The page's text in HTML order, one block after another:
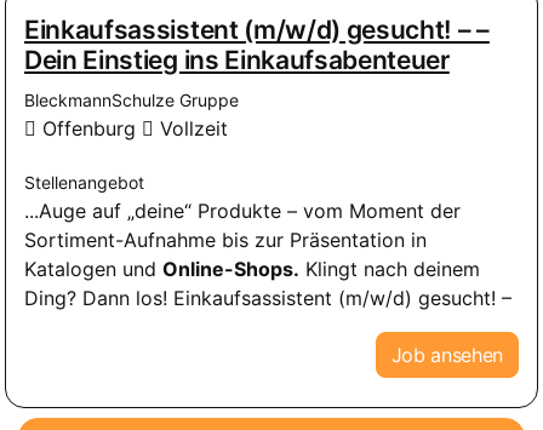
Einkaufsassistent (m/w/d) gesucht! – –
Dein Einstieg ins Einkaufsabenteuer
BleckmannSchulze Gruppe
Offenburg Vollzeit
Stellenangebot
...Auge auf „deine“ Produkte – vom Moment der
Sortiment-Aufnahme bis zur Präsentation in
Katalogen und Online-Shops. Klingt nach deinem
Ding? Dann los! Einkaufsassistent (m/w/d) gesucht! –
Job ansehen